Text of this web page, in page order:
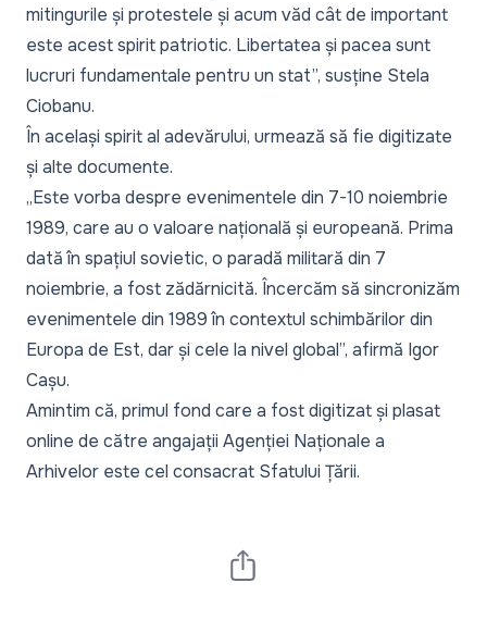
mitingurile și protestele și acum văd cât de important
este acest spirit patriotic. Libertatea și pacea sunt
lucruri fundamentale pentru un stat”, susține Stela
Ciobanu.
În același spirit al adevărului, urmează să fie digitizate
și alte documente.
„Este vorba despre evenimentele din 7-10 noiembrie
1989, care au o valoare națională și europeană. Prima
dată în spațiul sovietic, o paradă militară din 7
noiembrie, a fost zădărnicită. Încercăm să sincronizăm
evenimentele din 1989 în contextul schimbărilor din
Europa de Est, dar și cele la nivel global”, afirmă Igor
Cașu.
Amintim că, primul fond care a fost digitizat și plasat
online de către angajații Agenției Naționale a
Arhivelor este cel consacrat Sfatului Țării.